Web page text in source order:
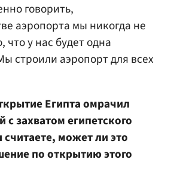
говорить,
аэропорта мы никогда не
что у нас будет одна
строили аэропорт для всех
Египта омрачил
с захватом египетского
может ли это
по открытию этого